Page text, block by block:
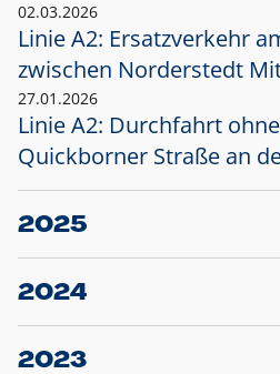
02.03.2026
Linie A2: Ersatzverkehr
zwischen Norderstedt
27.01.2026
Linie A2: Durchfahrt
Quickborner Straße an
2025
23.12.2025
Projekt S5: Start der
2024
10.12.2024
Großprojekt S5:
2023